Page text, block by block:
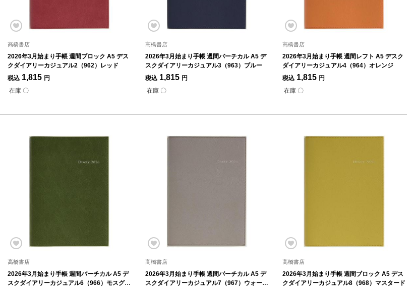
高橋書店
2026年3月始まり手帳 週間ブロック A5 デス
クダイアリーカジュアル2（962）レッド
税込 1,815 円
在庫 〇
高橋書店
2026年3月始まり手帳 週間バーチカル A5 デ
スクダイアリーカジュアル3（963）ブルー
税込 1,815 円
在庫 〇
高橋書店
2026年3月始まり手帳 週間レフト A5 デスク
ダイアリーカジュアル4（964）オレンジ
税込 1,815 円
在庫 〇
高橋書店
2026年3月始まり手帳 週間バーチカル A5 デ
スクダイアリーカジュアル6（966）モスグリ
高橋書店
2026年3月始まり手帳 週間バーチカル A5 デ
スクダイアリーカジュアル7（967）ウォーム
高橋書店
2026年3月始まり手帳 週間ブロック A5 デス
クダイアリーカジュアル8（968）マスタード